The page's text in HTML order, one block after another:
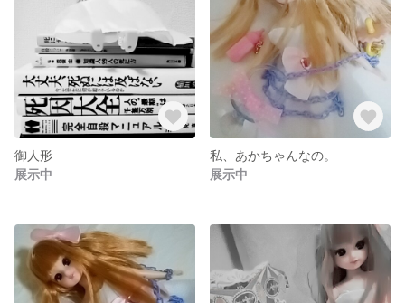
御人形
展示中
私、あかちゃんなの。
展示中